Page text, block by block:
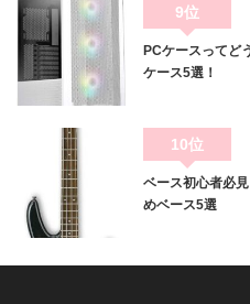
9位
PCケースってど
ケース5選！
10位
ベース初心者必
めベース5選